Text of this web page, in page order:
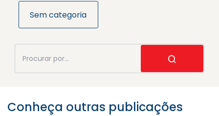
Sem categoria
Conheça outras publicações